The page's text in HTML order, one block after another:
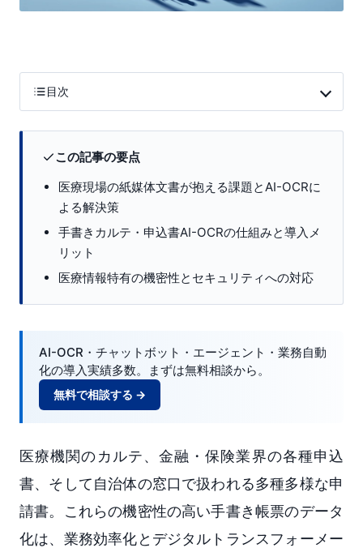
目次
この記事の要点
医療現場の紙媒体文書が抱える課題とAI-OCRに
よる解決策
手書きカルテ・申込書AI-OCRの仕組みと導入メ
リット
医療情報特有の機密性とセキュリティへの対応
AI-OCR・チャットボット・エージェント・業務自動
化の導入実績多数。まずは無料相談から。
無料で相談する →
医療機関のカルテ、金融・保険業界の各種申込
書、そして自治体の窓口で扱われる多種多様な申
請書。これらの機密性の高い手書き帳票のデータ
化は、業務効率化とデジタルトランスフォーメー